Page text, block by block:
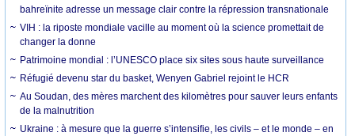
bahreïnite adresse un message clair contre la répression transnationale
VIH : la riposte mondiale vacille au moment où la science promettait de
changer la donne
Patrimoine mondial : l’UNESCO place six sites sous haute surveillance
Réfugié devenu star du basket, Wenyen Gabriel rejoint le HCR
Au Soudan, des mères marchent des kilomètres pour sauver leurs enfants
de la malnutrition
Ukraine : à mesure que la guerre s’intensifie, les civils – et le monde – en